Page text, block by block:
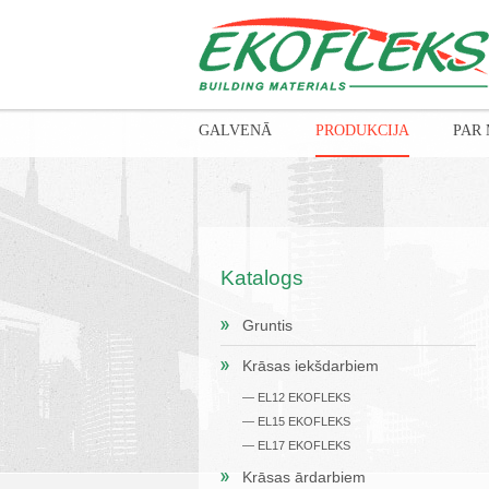
Katalogs
Gruntis
Krāsas iekšdarbiem
— EL12 EKOFLEKS
— EL15 EKOFLEKS
— EL17 EKOFLEKS
Krāsas ārdarbiem
GALVENĀ PRODUKCIJA PAR